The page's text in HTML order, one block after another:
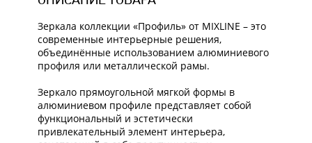
Зеркала коллекции «Профиль» от MIXLINE – это
современные интерьерные решения,
объединённые использованием алюминиевого
профиля или металлической рамы.
Зеркало прямоугольной мягкой формы в
алюминиевом профиле представляет собой
функциональный и эстетически
привлекательный элемент интерьера,